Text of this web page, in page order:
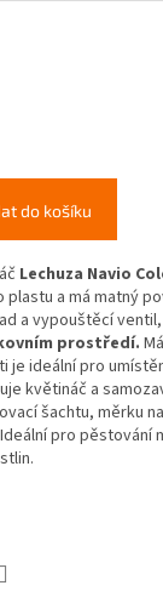
do košíku
Lechuza Navio
a má matný
a vypouštěcí
prostředí.
je ideální pro
květináč a
šachtu, měrku
pro pěstování